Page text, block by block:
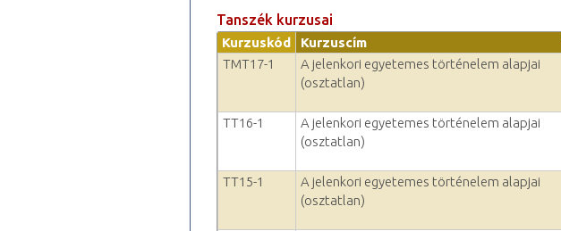
Tanszék kurzusai
Kurzuskód Kurzuscím
TMT17-1
A jelenkori egyetemes történelem alapjai
(osztatlan)
TT16-1
A jelenkori egyetemes történelem alapjai
(osztatlan)
TT15-1
A jelenkori egyetemes történelem alapjai
(osztatlan)